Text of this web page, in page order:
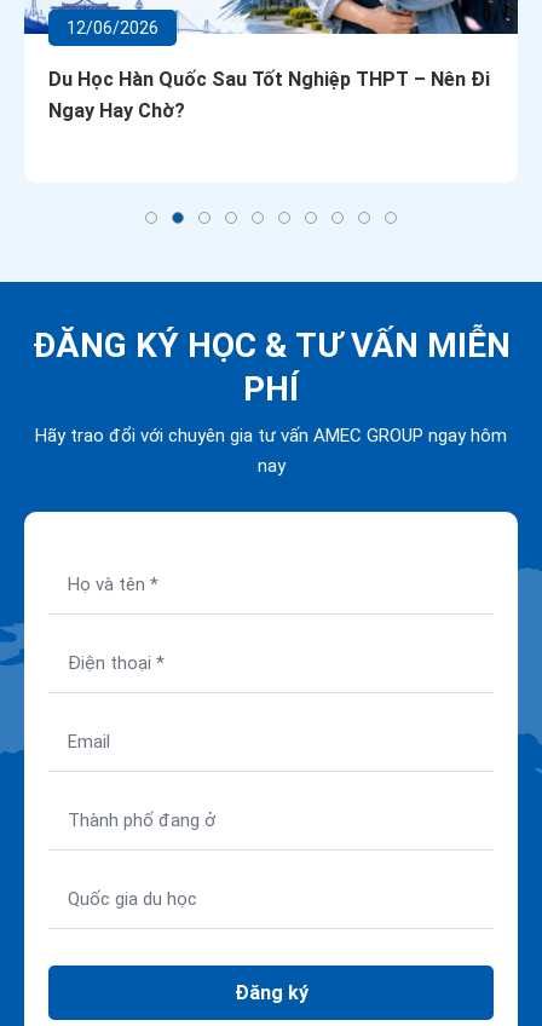
12/06/2026
Du Học Hàn Quốc Sau Tốt Nghiệp THPT – Nên Đi
Ngay Hay Chờ?
ĐĂNG KÝ HỌC & TƯ VẤN MIỄN
PHÍ
Hãy trao đổi với chuyên gia tư vấn AMEC GROUP ngay hôm
nay
Đăng ký